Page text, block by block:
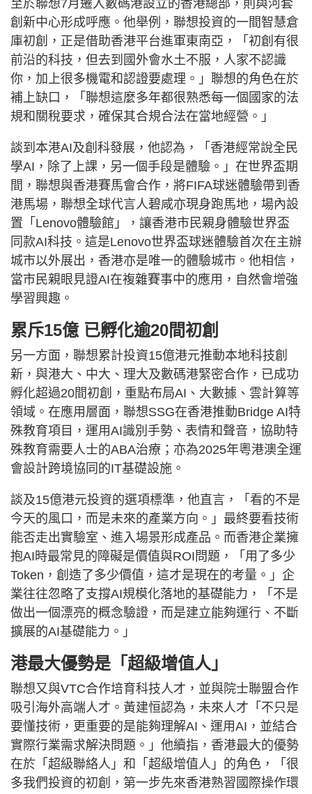
至於聯想7月遷入數碼港設立的香港總部，則與河套
創新中心形成呼應。他舉例，聯想投資的一間智慧倉
庫初創，正是借助香港平台進軍東南亞，「初創有很
前沿的科技，但去到國外會水土不服，人家不認識
你，加上很多機電和認證要處理。」聯想的角色在於
補上缺口，「聯想這麼多年都很熟悉每一個國家的法
規和關稅要求，確保其合規合法在當地經營。」
談到本港AI及創科發展，他認為，「香港經常說全民
學AI，除了上課，另一個手段是體驗。」在世界盃期
間，聯想與香港賽馬會合作，將FIFA球迷體驗帶到香
港馬場，聯想全球代言人碧咸亦現身跑馬地，場內設
置「Lenovo體驗館」，讓香港市民親身體驗世界盃
同款AI科技。這是Lenovo世界盃球迷體驗首次在主辦
城市以外展出，香港亦是唯一的體驗城市。他相信，
當市民親眼見證AI在複雜賽事中的應用，自然會增強
學習興趣。
累斥15億 已孵化逾20間初創
另一方面，聯想累計投資15億港元推動本地科技創
新，與港大、中大、理大及數碼港緊密合作，已成功
孵化超過20間初創，重點布局AI、大數據、雲計算等
領域。在應用層面，聯想SSG在香港推動Bridge AI特
殊教育項目，運用AI識別手勢、表情和聲音，協助特
殊教育需要人士的ABA治療；亦為2025年粵港澳全運
會設計跨境協同的IT基礎設施。
談及15億港元投資的選項標準，他直言，「看的不是
今天的風口，而是未來的產業方向。」最終要看技術
能否走出實驗室、進入場景形成產品。而香港企業擁
抱AI時最常見的障礙是價值與ROI問題，「用了多少
Token，創造了多少價值，這才是現在的考量。」企
業往往忽略了支撐AI規模化落地的基礎能力，「不是
做出一個漂亮的概念驗證，而是建立能夠運行、不斷
擴展的AI基礎能力。」
港最大優勢是「超級增值人」
聯想又與VTC合作培育科技人才，並與院士聯盟合作
吸引海外高端人才。黃建恒認為，未來人才「不只是
要懂技術，更重要的是能夠理解AI、運用AI，並結合
實際行業需求解決問題。」他續指，香港最大的優勢
在於「超級聯絡人」和「超級增值人」的角色，「很
多我們投資的初創，第一步先來香港熟習國際操作環